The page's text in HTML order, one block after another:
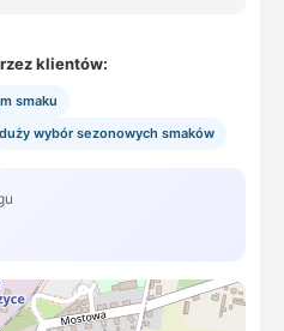
klientów:
smaku
duży wybór sezonowych smaków